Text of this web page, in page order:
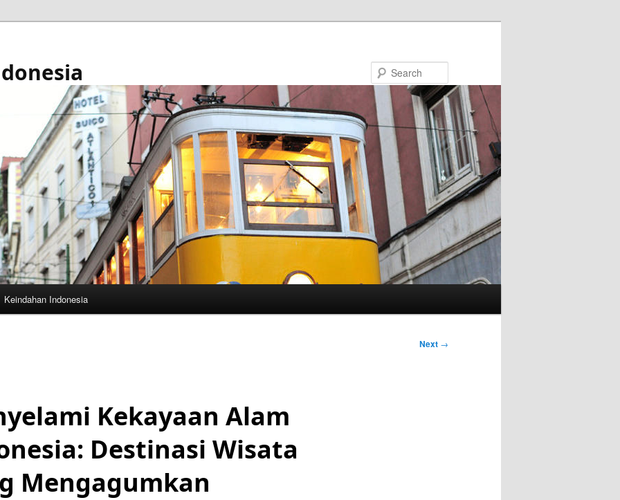
Keindahan Indonesia
Next →
Kekayaan Alam
Destinasi Wisata
Mengagumkan